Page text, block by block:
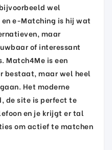
wel
e-Matching is hij wat
maar
of interessant
Match4Me is een
bestaat, maar wel heel
Het moderne
de site is perfect te
en je krijgt er tal
om actief te matchen